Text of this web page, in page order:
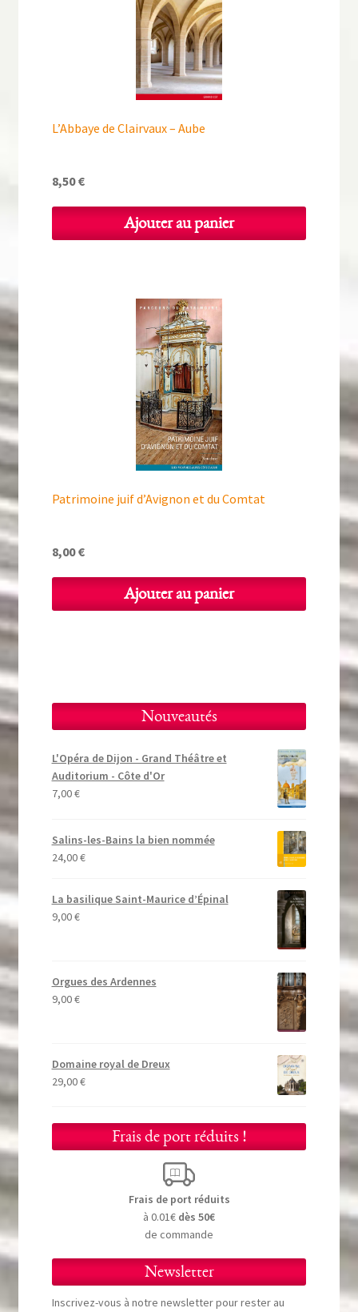
L’Abbaye de Clairvaux – Aube
8,50€
Ajouter au panier
Patrimoine juif d’Avignon et du Comtat
8,00€
Ajouter au panier
Nouveautés
L'Opéra de Dijon - Grand Théâtre et
Auditorium - Côte d'Or
7,00€
Salins-les-Bains la bien nommée
24,00€
La basilique Saint-Maurice d’Épinal
9,00€
Orgues des Ardennes
9,00€
Domaine royal de Dreux
29,00€
Frais de port réduits !
Frais de port réduits
à 0.01€ dès 50€
de commande
Newsletter
Inscrivez-vous à notre newsletter pour rester au